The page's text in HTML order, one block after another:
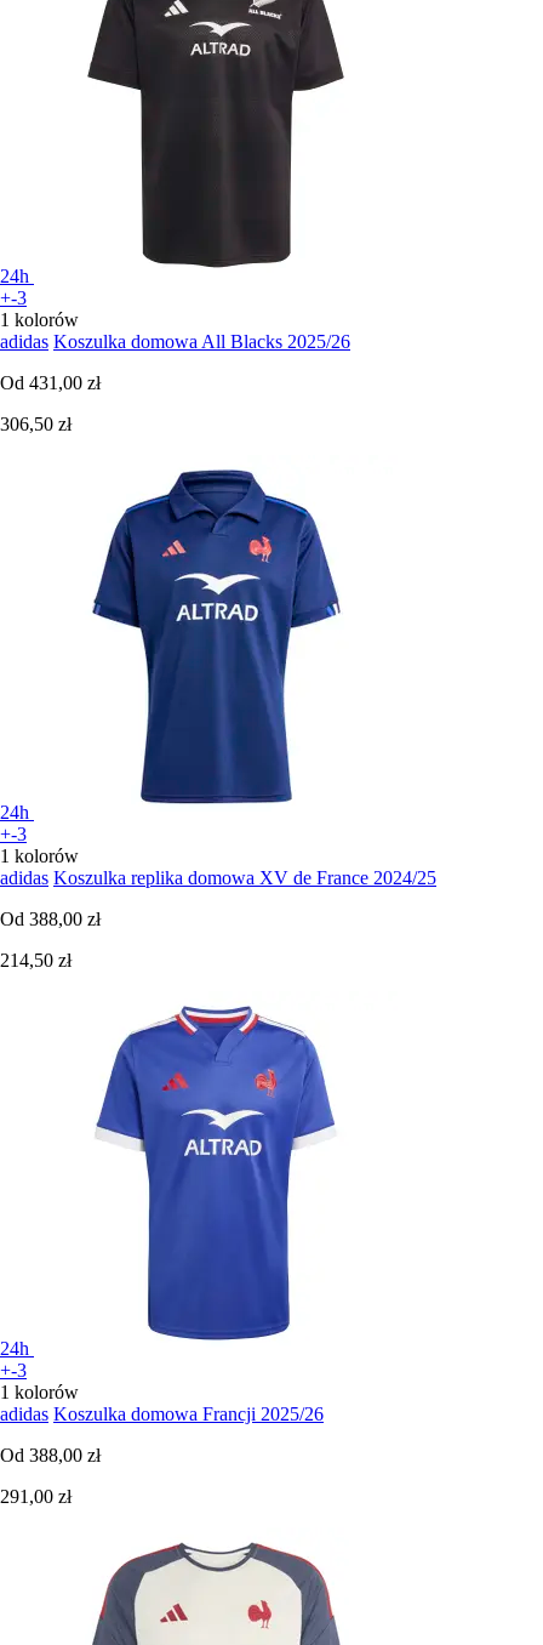
24h
+-3
1 kolorów
adidas Koszulka domowa All Blacks 2025/26
Od 431,00 zł
306,50 zł
24h
+-3
1 kolorów
adidas Koszulka replika domowa XV de France 2024/25
Od 388,00 zł
214,50 zł
24h
+-3
1 kolorów
adidas Koszulka domowa Francji 2025/26
Od 388,00 zł
291,00 zł